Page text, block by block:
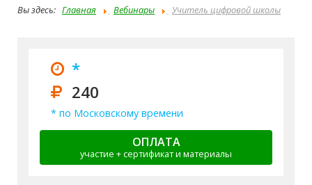
Вы здесь: Главная Вебинары
Учитель цифровой школы
*
240
* по Московскому времени
ОПЛАТА
участие + сертификат и материалы